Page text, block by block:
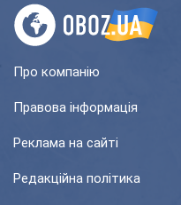
Про компанію
Правова інформація
Реклама на сайті
Редакційна політика